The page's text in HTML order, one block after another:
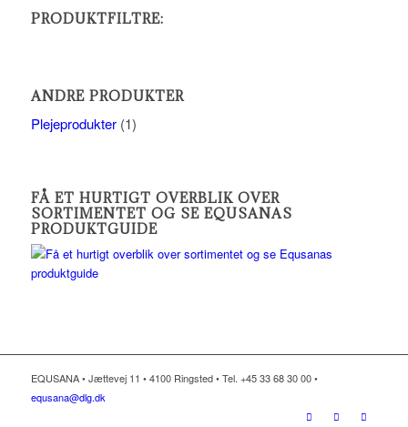
PRODUKTFILTRE:
ANDRE PRODUKTER
Plejeprodukter (1)
FÅ ET HURTIGT OVERBLIK OVER
SORTIMENTET OG SE EQUSANAS
PRODUKTGUIDE
EQUSANA • Jættevej 11 • 4100 Ringsted • Tel. +45 33 68 30 00 •
equsana@dlg.dk